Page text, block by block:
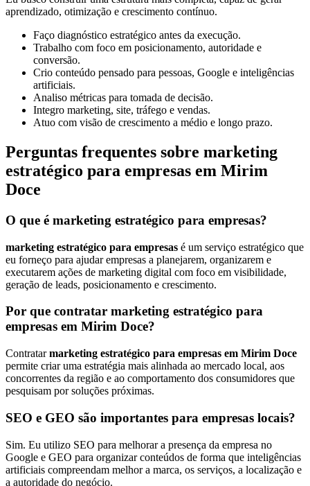
aprendizado, otimização e crescimento contínuo.
Faço diagnóstico estratégico antes da execução.
Trabalho com foco em posicionamento, autoridade e
conversão.
Crio conteúdo pensado para pessoas, Google e inteligências
artificiais.
Analiso métricas para tomada de decisão.
Integro marketing, site, tráfego e vendas.
Atuo com visão de crescimento a médio e longo prazo.
Perguntas frequentes sobre marketing
estratégico para empresas em Mirim
Doce
O que é marketing estratégico para empresas?
marketing estratégico para empresas é um serviço estratégico que
eu forneço para ajudar empresas a planejarem, organizarem e
executarem ações de marketing digital com foco em visibilidade,
geração de leads, posicionamento e crescimento.
Por que contratar marketing estratégico para
empresas em Mirim Doce?
Contratarmarketing estratégico para empresas em Mirim Doce
permite criar uma estratégia mais alinhada ao mercado local, aos
concorrentes da região e ao comportamento dos consumidores que
pesquisam por soluções próximas.
SEO e GEO são importantes para empresas locais?
Sim. Eu utilizo SEO para melhorar a presença da empresa no
Google e GEO para organizar conteúdos de forma que inteligências
artificiais compreendam melhor a marca, os serviços, a localização e
a autoridade do negócio.